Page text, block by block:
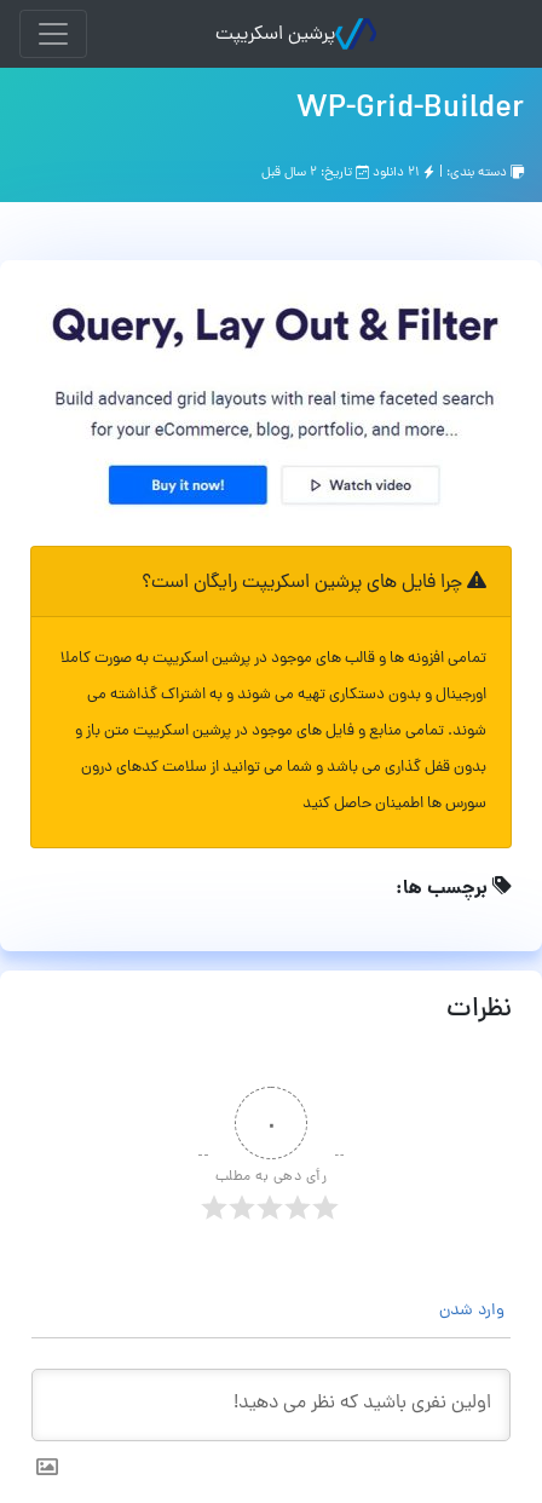
پرشین اسکریپت
WP-Grid-Builder
دسته بندی: | تاریخ: ۲ سال قبل
چرا فایل های پرشین اسکریپت رایگان است؟
تمامی افزونه ها و قالب های موجود در پرشین اسکریپت به صورت کاملا
اورجینال و بدون دستکاری تهیه می شوند و به اشتراک گذاشته می
شوند. تمامی منابع و فایل های موجود در پرشین اسکریپت متن باز و
بدون قفل گذاری می باشد و شما می توانید از سلامت کدهای درون
سورس ها اطمینان حاصل کنید
برچسب ها:
نظرات
۰
رأی دهی به مطلب
وارد شدن